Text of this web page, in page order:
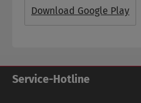
Download Google Play
Service-Hotline